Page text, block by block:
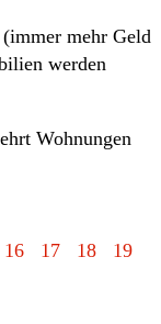
mehr Geld
werden
Wohnungen
16 17 18
19